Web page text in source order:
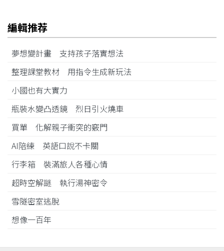
編輯推荐
夢想變計畫 支持孩子落實想法
整理課堂教材 用指令生成新玩法
小國也有大實力
瓶裝水變凸透鏡 烈日引火燒車
買單 化解親子衝突的竅門
AI陪練 英語口說不卡關
行李箱 裝滿旅人各種心情
超時空解謎 執行湯神密令
雪隧密室逃脫
想像一百年